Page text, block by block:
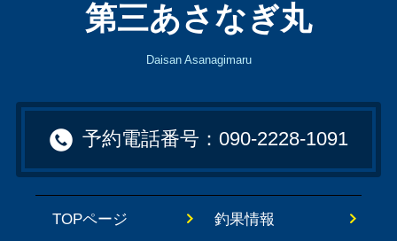
第三あさなぎ丸
Daisan Asanagimaru
予約電話番号：090-2228-1091
TOPページ 釣果情報